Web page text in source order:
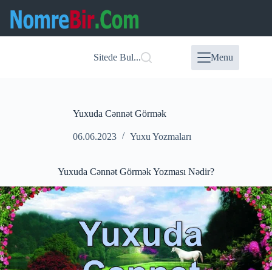
content
Sitede Bul... Menu
Yuxuda Cənnət Görmək
06.06.2023 Yuxu Yozmaları
Yuxuda Cənnət Görmək Yozması Nədir?